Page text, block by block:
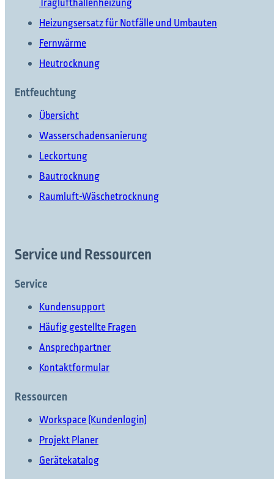
Was möchten Sie finden?
Heizungsersatz für Notfälle und Umbauten
Fernwärme
Heutrocknung
Entfeuchtung
Übersicht
Wasserschadensanierung
Leckortung
Bautrocknung
Raumluft-Wäschetrocknung
Service und Ressourcen
Service
Kundensupport
Häufig gestellte Fragen
Ansprechpartner
Kontaktformular
Ressourcen
Workspace (Kundenlogin)
Projekt Planer
Gerätekatalog